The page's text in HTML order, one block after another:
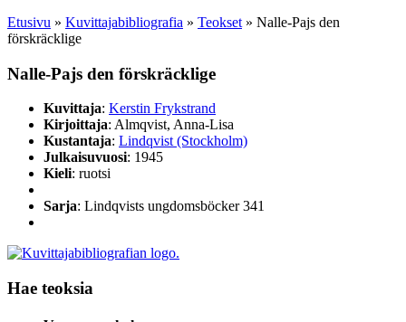
Etusivu » Kuvittaja­bibliografia » Teokset » Nalle-Pajs den
förskräcklige
Nalle-Pajs den förskräcklige
Kuvittaja: Kerstin Frykstrand
Kirjoittaja: Almqvist, Anna-Lisa
Kustantaja: Lindqvist (Stockholm)
Julkaisuvuosi: 1945
Kieli: ruotsi
Sarja: Lindqvists ungdomsböcker 341
Hae teoksia